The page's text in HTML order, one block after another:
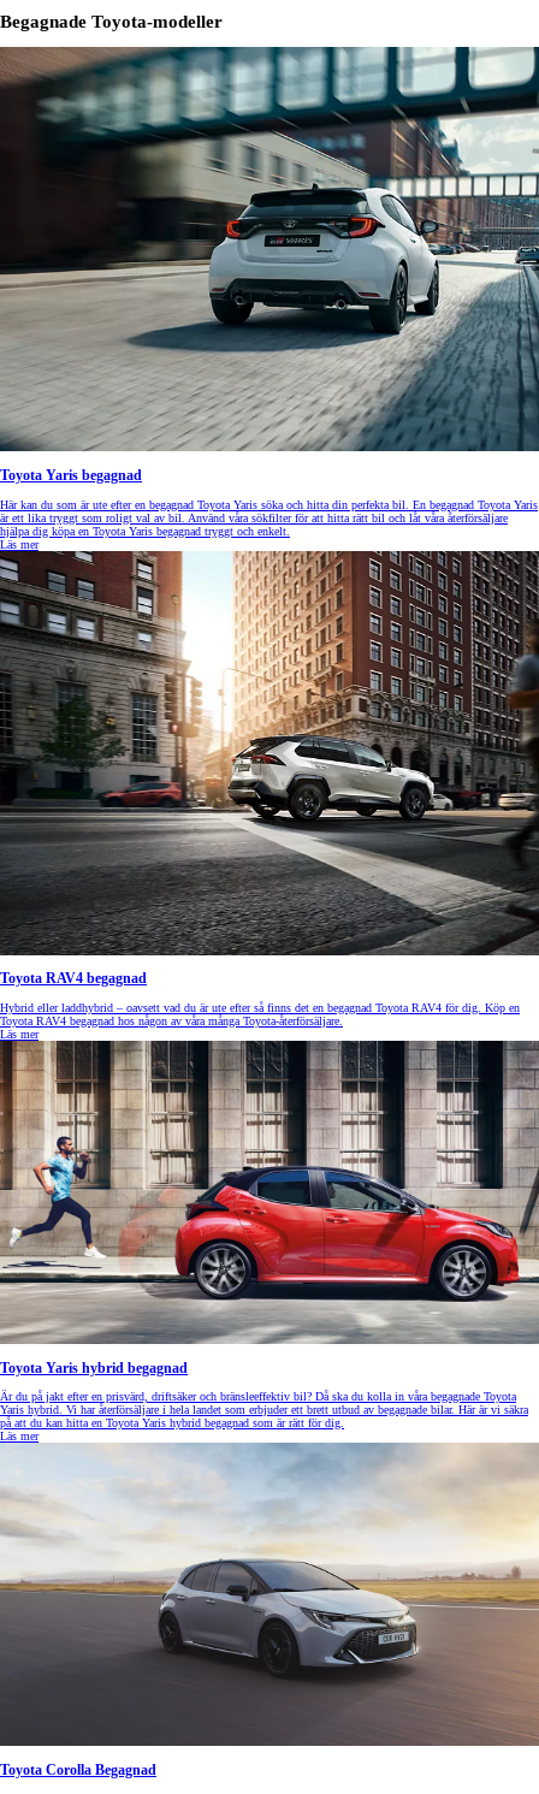
Begagnade Toyota-modeller
Toyota Yaris begagnad
Här kan du som är ute efter en begagnad Toyota Yaris söka och hitta din perfekta bil. En begagnad Toyota Yaris
är ett lika tryggt som roligt val av bil. Använd våra sökfilter för att hitta rätt bil och låt våra återförsäljare
hjälpa dig köpa en Toyota Yaris begagnad tryggt och enkelt.
Läs mer
Toyota RAV4 begagnad
Hybrid eller laddhybrid – oavsett vad du är ute efter så finns det en begagnad Toyota RAV4 för dig. Köp en
Toyota RAV4 begagnad hos någon av våra många Toyota-återförsäljare.
Läs mer
Toyota Yaris hybrid begagnad
Är du på jakt efter en prisvärd, driftsäker och bränsleeffektiv bil? Då ska du kolla in våra begagnade Toyota
Yaris hybrid. Vi har återförsäljare i hela landet som erbjuder ett brett utbud av begagnade bilar. Här är vi säkra
på att du kan hitta en Toyota Yaris hybrid begagnad som är rätt för dig.
Läs mer
Toyota Corolla Begagnad